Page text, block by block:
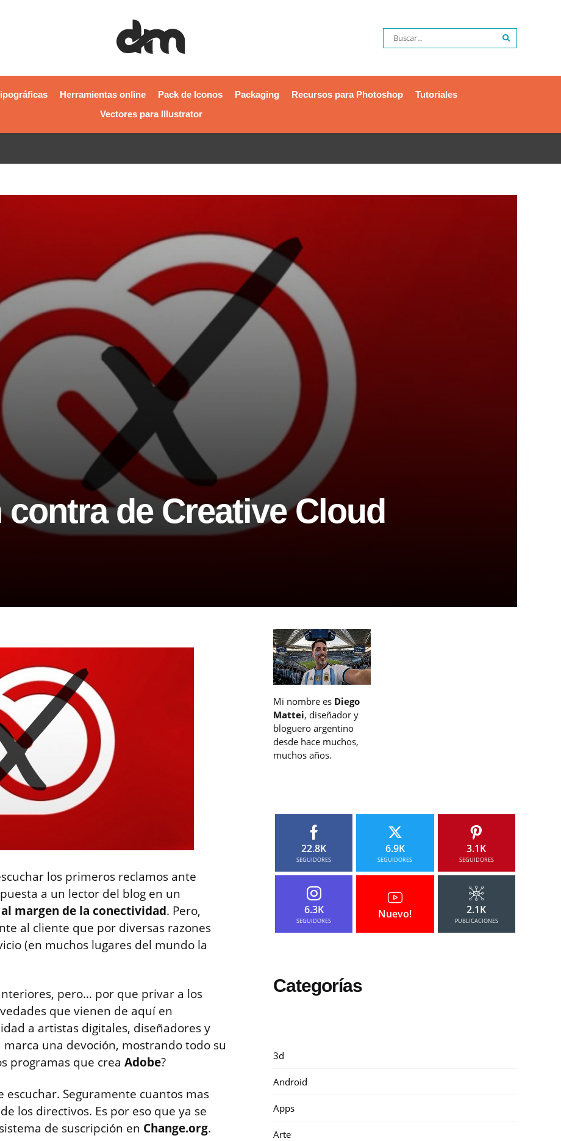
Herramientas online Pack de Iconos Packaging Recursos para Photoshop
Tutoriales
Vectores para Illustrator
de Creative Cloud
los primeros reclamos ante
a un lector del blog en un
margen de la conectividad. Pero,
al cliente que por diversas razones
(en muchos lugares del mundo la
pero… por que privar a los
que vienen de aquí en
a artistas digitales, diseñadores y
una devoción, mostrando todo su
programas que crea Adobe?
escuchar. Seguramente cuantos mas
los directivos. Es por eso que ya se
de suscripción en Change.org.
Mi nombre es Diego
Mattei, diseñador y
bloguero argentino
desde hace muchos,
muchos años.
22.8K
SEGUIDORES
6.9K
SEGUIDORES
3.1K
SEGUIDORES
6.3K
SEGUIDORES
Nuevo! 2.1K
PUBLICACIONES
Categorías
3d
Android
Apps
Arte